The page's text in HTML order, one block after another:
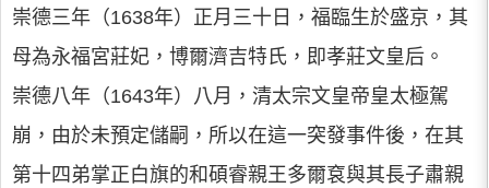
崇德三年（1638年）正月三十日，福臨生於盛京，其
母為永福宮莊妃，博爾濟吉特氏，即孝莊文皇后。
崇德八年（1643年）八月，清太宗文皇帝皇太極駕
崩，由於未預定儲嗣，所以在這一突發事件後，在其
第十四弟掌正白旗的和碩睿親王多爾袞與其長子肅親